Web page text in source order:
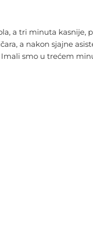
a tri minuta kasnije,
a nakon sjajne
smo u trećem